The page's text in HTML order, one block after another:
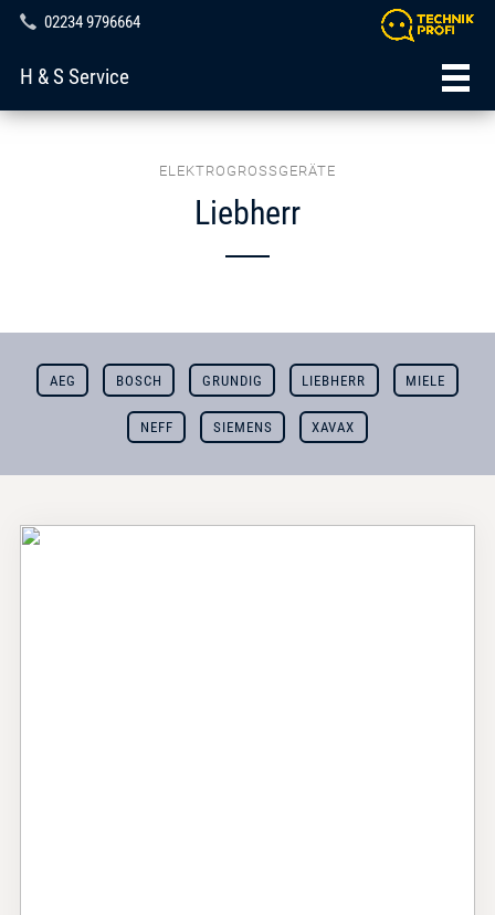
02234 9796664
H & S Service
ELEKTROGROSSGERÄTE
Liebherr
AEG BOSCH GRUNDIG LIEBHERR MIELE
NEFF SIEMENS XAVAX